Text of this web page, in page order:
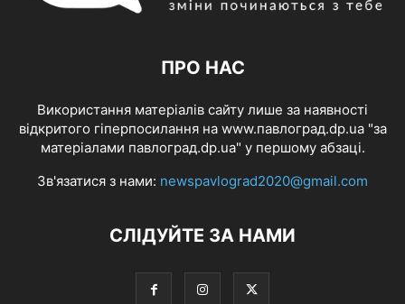
ПРО НАС
Використання матеріалів сайту лише за наявності
відкритого гіперпосилання на www.павлоград.dp.ua "за
матеріалами павлоград.dp.ua" у першому абзаці.
Зв'язатися з нами: newspavlograd2020@gmail.com
СЛІДУЙТЕ ЗА НАМИ